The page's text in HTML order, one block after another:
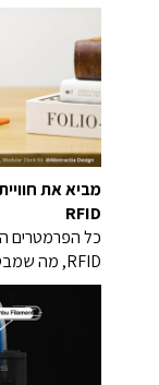
מביא את
RFID
כל הפרמטרים
RFID, מה שמבטיח חוויית שימוש פשוטה ונוחה במיוחד.